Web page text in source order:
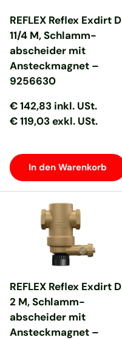
REFLEX Reflex Exdirt D
11/4 M, Schlamm-
abscheider mit
Ansteckmagnet –
9256630
Normaler Preis
Normaler Preis
€ 142,83 inkl. USt.
€ 119,03 exkl. USt.
In den Warenkorb
REFLEX Reflex Exdirt D
2 M, Schlamm-
abscheider mit
Ansteckmagnet –